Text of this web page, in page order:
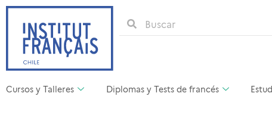
Cursos y Talleres Diplomas y Tests de francés